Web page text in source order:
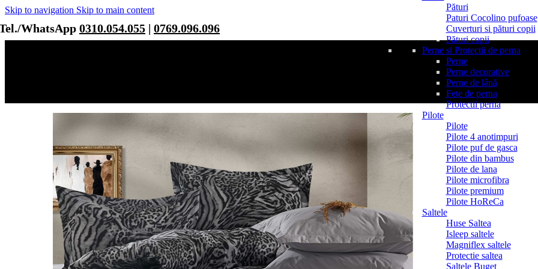
Skip to navigation Skip to main content
WhatsApp 0310.054.055 | 0769.096.096
Pături
Paturi Cocolino pufoase
Cuverturi si pături copii
Pături copii
Perne si Protectii de perna
Perne
Perne decorative
Perne de lână
Fete de perna
Protectii perna
Pilote
Pilote
Pilote 4 anotimpuri
Pilote puf de gasca
Pilote din bambus
Pilote de lana
Pilote microfibra
Pilote premium
Pilote HoReCa
Saltele
Huse Saltea
Isleep saltele
Magniflex saltele
Protectie saltea
Saltele Buget